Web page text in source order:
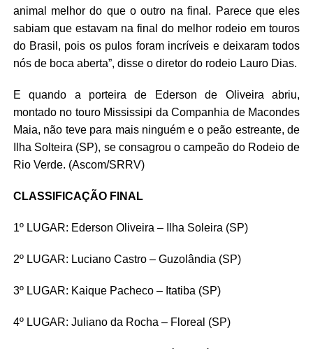
animal melhor do que o outro na final. Parece que eles
sabiam que estavam na final do melhor rodeio em touros
do Brasil, pois os pulos foram incríveis e deixaram todos
nós de boca aberta”, disse o diretor do rodeio Lauro Dias.
E quando a porteira de Ederson de Oliveira abriu,
montado no touro Mississipi da Companhia de Macondes
Maia, não teve para mais ninguém e o peão estreante, de
Ilha Solteira (SP), se consagrou o campeão do Rodeio de
Rio Verde. (Ascom/SRRV)
CLASSIFICAÇÃO FINAL
1º LUGAR: Ederson Oliveira – Ilha Soleira (SP)
2º LUGAR: Luciano Castro – Guzolândia (SP)
3º LUGAR: Kaique Pacheco – Itatiba (SP)
4º LUGAR: Juliano da Rocha – Floreal (SP)